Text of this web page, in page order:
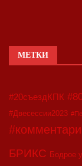
МЕТКИ
#20съездКПК
#Двесессии2023
БРИКС Бодрое